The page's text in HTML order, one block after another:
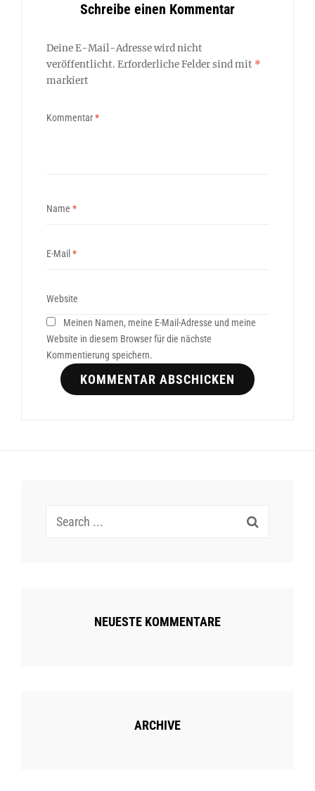
Schreibe einen Kommentar
Deine E-Mail-Adresse wird nicht
veröffentlicht. Erforderliche Felder sind mit *
markiert
Kommentar*
Name *
E-Mail *
Website
Meinen Namen, meine E-Mail-Adresse und meine
Website in diesem Browser für die nächste
Kommentierung speichern.
Search
NEUESTE KOMMENTARE
ARCHIVE